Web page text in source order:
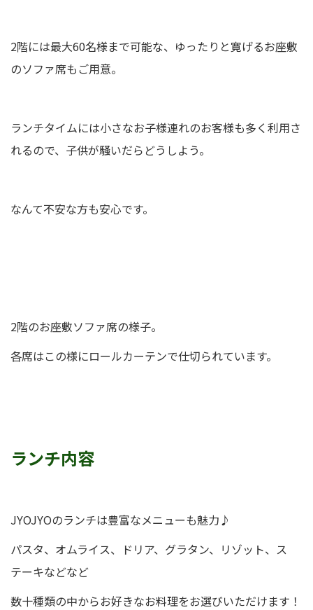
2階には最大60名様まで可能な、ゆったりと寛げるお座敷
のソファ席もご用意。
ランチタイムには小さなお子様連れのお客様も多く利用さ
れるので、子供が騒いだらどうしよう。
なんて不安な方も安心です。
2階のお座敷ソファ席の様子。
各席はこの様にロールカーテンで仕切られています。
ランチ内容
JYOJYOのランチは豊富なメニューも魅力♪
パスタ、オムライス、ドリア、グラタン、リゾット、ス
テーキなどなど
数十種類の中からお好きなお料理をお選びいただけます！